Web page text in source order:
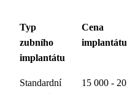
Typ
zubního
implantátu
Cena
implantátu
Standardní
15 000 - 20